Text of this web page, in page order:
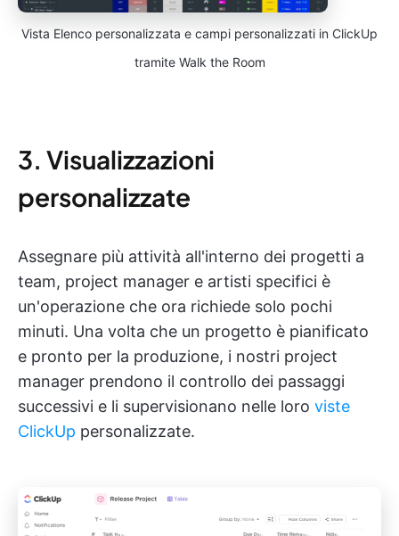
Vista Elenco personalizzata e campi personalizzati in ClickUp
tramite Walk the Room
3. Visualizzazioni
personalizzate
Assegnare più attività all'interno dei progetti a
team, project manager e artisti specifici è
un'operazione che ora richiede solo pochi
minuti. Una volta che un progetto è pianificato
e pronto per la produzione, i nostri project
manager prendono il controllo dei passaggi
successivi e li supervisionano nelle loro viste
ClickUp personalizzate.